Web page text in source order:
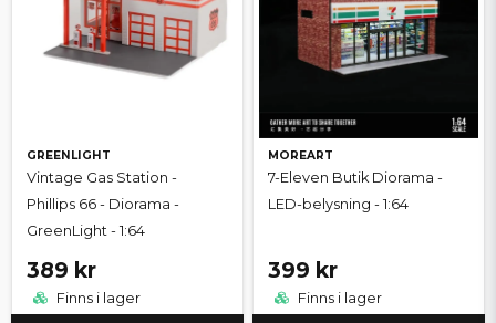
GREENLIGHT
Vintage Gas Station -
Phillips 66 - Diorama -
GreenLight - 1:64
389 kr
Finns i lager
MOREART
7-Eleven Butik Diorama -
LED-belysning - 1:64
399 kr
Finns i lager